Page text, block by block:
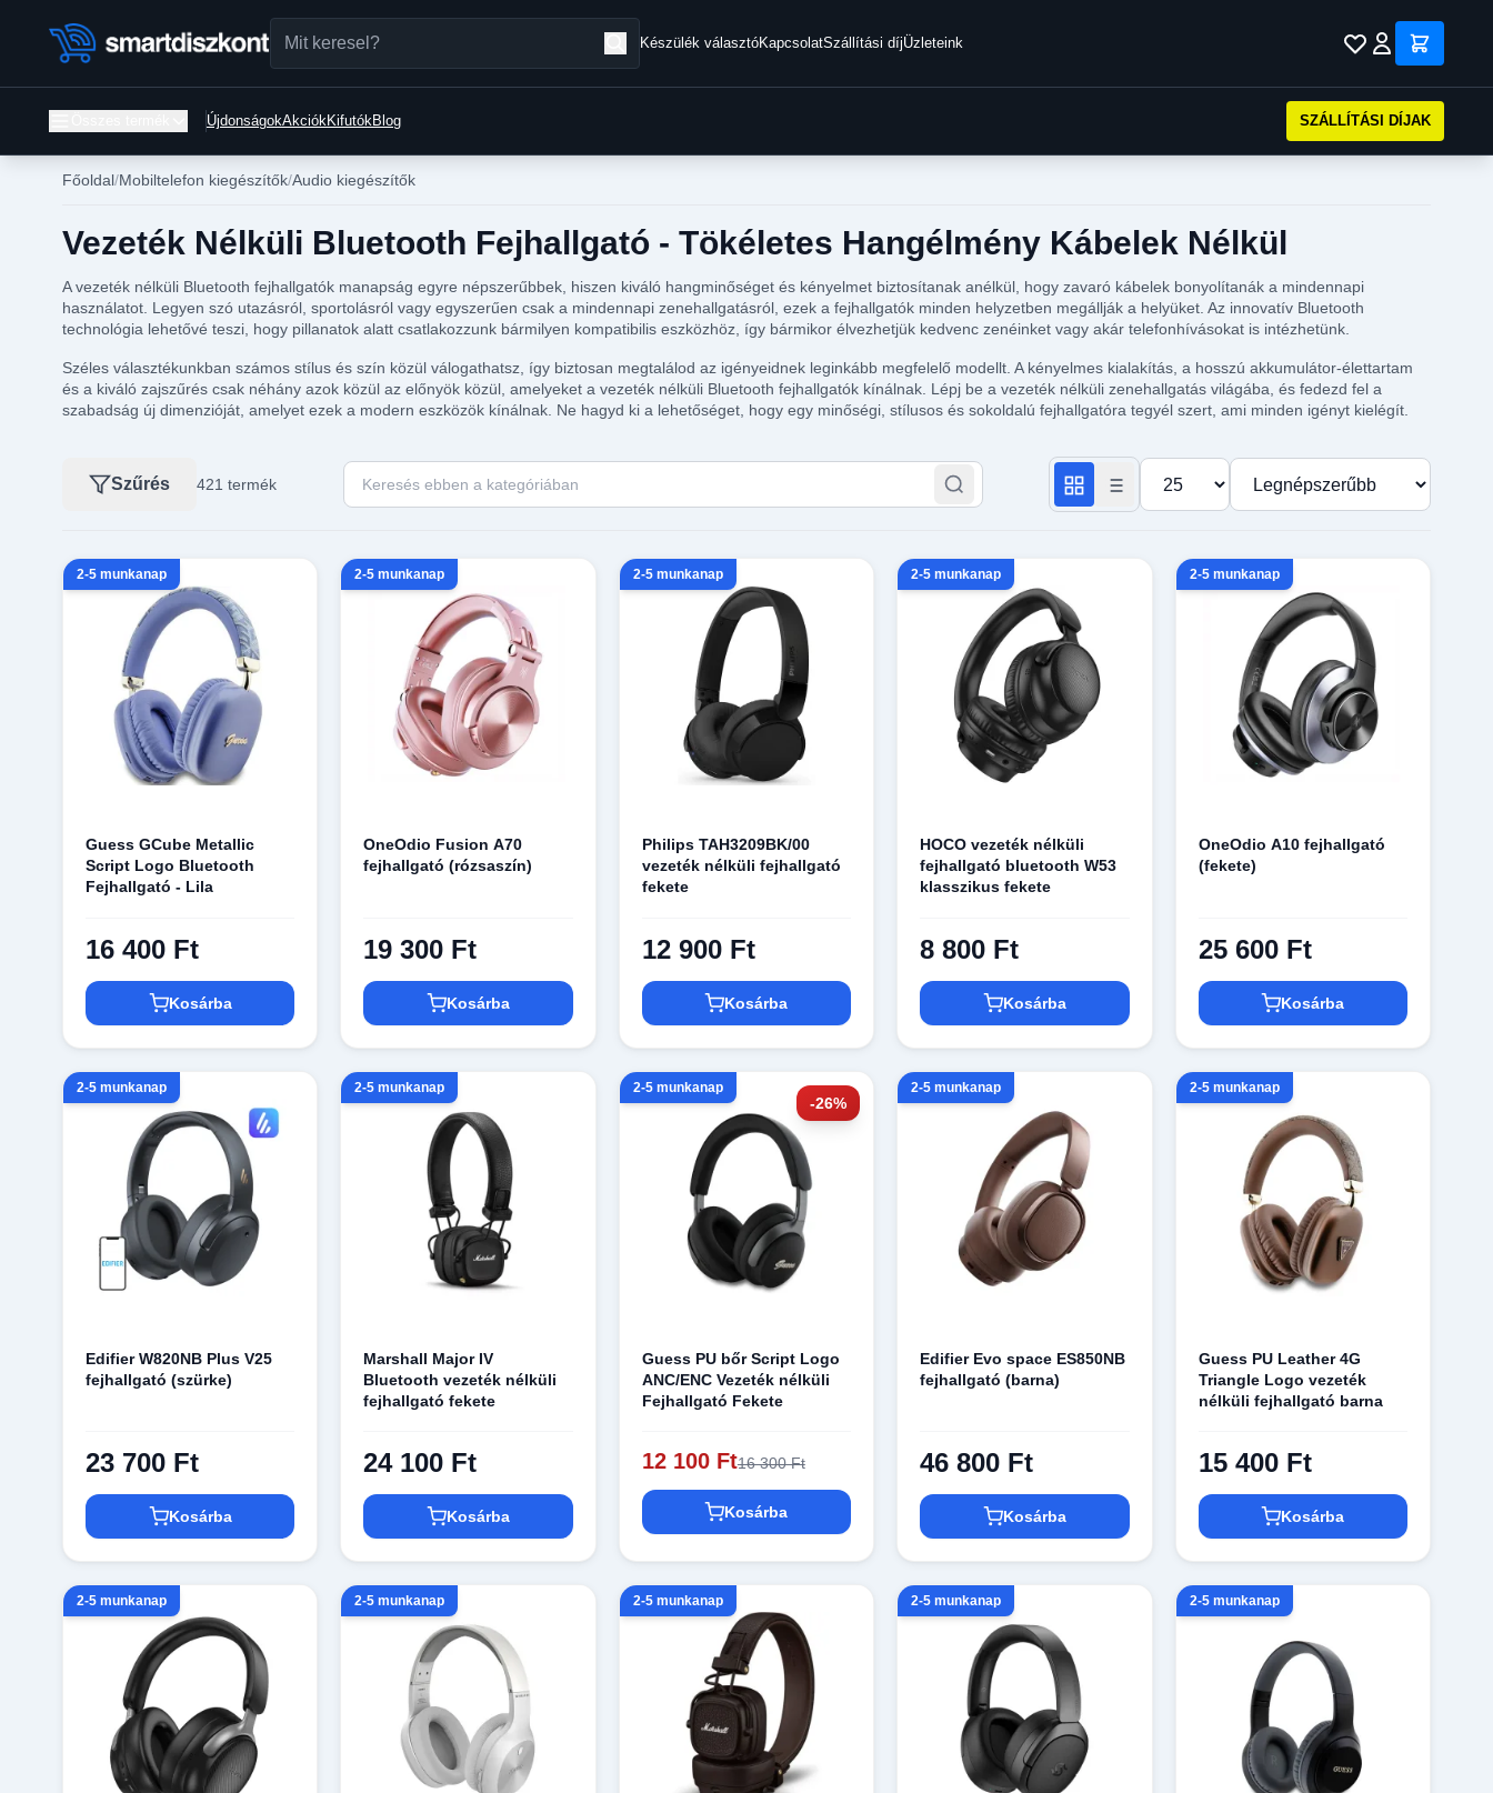
Készülék választóKapcsolatSzállítási díjÜzleteink
ÚjdonságokAkciókKifutókBlog SZÁLLÍTÁSI DÍJAK
Főoldal Mobiltelefon kiegészítők Audio kiegészítők
Vezeték Nélküli Bluetooth Fejhallgató - Tökéletes Hangélmény Kábelek Nélkül
A vezeték nélküli Bluetooth fejhallgatók manapság egyre népszerűbbek, hiszen kiváló hangminőséget és kényelmet biztosítanak anélkül, hogy zavaró kábelek bonyolítanák a mindennapi
használatot. Legyen szó utazásról, sportolásról vagy egyszerűen csak a mindennapi zenehallgatásról, ezek a fejhallgatók minden helyzetben megállják a helyüket. Az innovatív Bluetooth
technológia lehetővé teszi, hogy pillanatok alatt csatlakozzunk bármilyen kompatibilis eszközhöz, így bármikor élvezhetjük kedvenc zenéinket vagy akár telefonhívásokat is intézhetünk.
Széles választékunkban számos stílus és szín közül válogathatsz, így biztosan megtalálod az igényeidnek leginkább megfelelő modellt. A kényelmes kialakítás, a hosszú akkumulátor-élettartam
és a kiváló zajszűrés csak néhány azok közül az előnyök közül, amelyeket a vezeték nélküli Bluetooth fejhallgatók kínálnak. Lépj be a vezeték nélküli zenehallgatás világába, és fedezd fel a
szabadság új dimenzióját, amelyet ezek a modern eszközök kínálnak. Ne hagyd ki a lehetőséget, hogy egy minőségi, stílusos és sokoldalú fejhallgatóra tegyél szert, ami minden igényt kielégít.
Szűrés 421 termék
Keresés ebben a kategóriában Termékek száma oldalanként
Rendezés
2-5 munkanap
Guess GCube Metallic
Script Logo Bluetooth
Fejhallgató - Lila
16 400 Ft
Kosárba
2-5 munkanap
OneOdio Fusion A70
fejhallgató (rózsaszín)
19 300 Ft
Kosárba
2-5 munkanap
Philips TAH3209BK/00
vezeték nélküli fejhallgató
fekete
12 900 Ft
Kosárba
2-5 munkanap
HOCO vezeték nélküli
fejhallgató bluetooth W53
klasszikus fekete
8 800 Ft
Kosárba
2-5 munkanap
OneOdio A10 fejhallgató
(fekete)
25 600 Ft
Kosárba
2-5 munkanap
Edifier W820NB Plus V25
fejhallgató (szürke)
23 700 Ft
Kosárba
2-5 munkanap
Marshall Major IV
Bluetooth vezeték nélküli
fejhallgató fekete
24 100 Ft
Kosárba
-26%
2-5 munkanap
Guess PU bőr Script Logo
ANC/ENC Vezeték nélküli
Fejhallgató Fekete
12 100 Ft16 300 Ft
Kosárba
2-5 munkanap
Edifier Evo space ES850NB
fejhallgató (barna)
46 800 Ft
Kosárba
2-5 munkanap
Guess PU Leather 4G
Triangle Logo vezeték
nélküli fejhallgató barna
15 400 Ft
Kosárba
2-5 munkanap 2-5 munkanap 2-5 munkanap 2-5 munkanap 2-5 munkanap